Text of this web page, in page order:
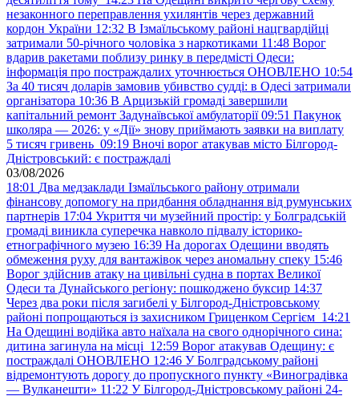
незаконного переправлення ухилянтів через державний
кордон України 12:32 В Ізмаїльському районі нацгвардійці
затримали 50-річного чоловіка з наркотиками 11:48 Ворог
вдарив ракетами поблизу ринку в передмісті Одеси:
інформація про постраждалих уточнюється ОНОВЛЕНО 10:54
За 40 тисяч доларів замовив убивство судді: в Одесі затримали
організатора 10:36 В Арцизькій громаді завершили
капітальний ремонт Задунаївської амбулаторії 09:51 Пакунок
школяра — 2026: у «Дії» знову приймають заявки на виплату
5 тисяч гривень 09:19 Вночі ворог атакував місто Білгород-
Дністровський: є постраждалі
03/08/2026
18:01 Два медзаклади Ізмаїльського району отримали
фінансову допомогу на придбання обладнання від румунських
партнерів 17:04 Укриття чи музейний простір: у Болградській
громаді виникла суперечка навколо підвалу історико-
етнографічного музею 16:39 На дорогах Одещини вводять
обмеження руху для вантажівок через аномальну спеку 15:46
Ворог здійснив атаку на цивільні судна в портах Великої
Одеси та Дунайського регіону: пошкоджено буксир 14:37
Через два роки після загибелі у Білгород-Дністровському
районі попрощаються із захисником Гриценком Сергієм 14:21
На Одещині водійка авто наїхала на свого однорічного сина:
дитина загинула на місці 12:59 Ворог атакував Одещину: є
постраждалі ОНОВЛЕНО 12:46 У Болградському районі
відремонтують дорогу до пропускного пункту «Виноградівка
— Вулканешти» 11:22 У Білгород-Дністровському районі 24-